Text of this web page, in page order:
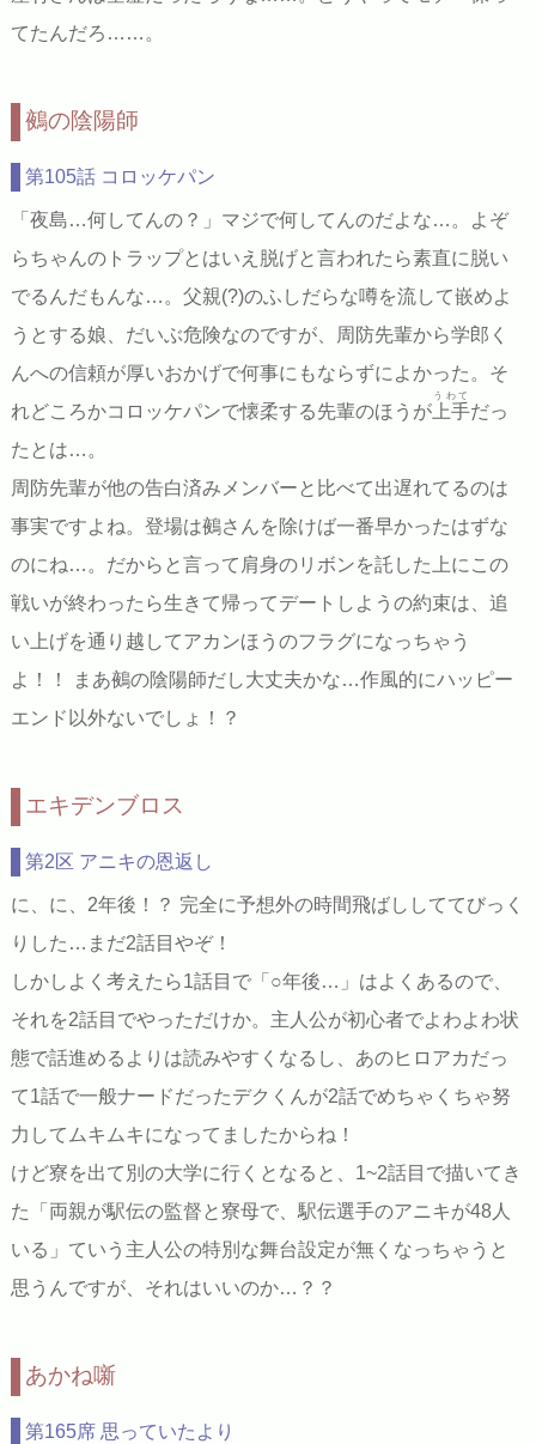
てたんだろ……。
鵺の陰陽師
第105話 コロッケパン
「夜島…何してんの？」マジで何してんのだよな…。よぞ
らちゃんのトラップとはいえ脱げと言われたら素直に脱い
でるんだもんな…。父親(?)のふしだらな噂を流して嵌めよ
うとする娘、だいぶ危険なのですが、周防先輩から学郎く
んへの信頼が厚いおかげで何事にもならずによかった。そ
れどころかコロッケパンで懐柔する先輩のほうが上手
うわて
だっ
たとは…。
周防先輩が他の告白済みメンバーと比べて出遅れてるのは
事実ですよね。登場は鵺さんを除けば一番早かったはずな
のにね…。だからと言って肩身のリボンを託した上にこの
戦いが終わったら生きて帰ってデートしようの約束は、追
い上げを通り越してアカンほうのフラグになっちゃう
よ！！ まあ鵺の陰陽師だし大丈夫かな…作風的にハッピー
エンド以外ないでしょ！？
エキデンブロス
第2区 アニキの恩返し
に、に、2年後！？ 完全に予想外の時間飛ばししててびっく
りした…まだ2話目やぞ！
しかしよく考えたら1話目で「○年後…」はよくあるので、
それを2話目でやっただけか。主人公が初心者でよわよわ状
態で話進めるよりは読みやすくなるし、あのヒロアカだっ
て1話で一般ナードだったデクくんが2話でめちゃくちゃ努
力してムキムキになってましたからね！
けど寮を出て別の大学に行くとなると、1~2話目で描いてき
た「両親が駅伝の監督と寮母で、駅伝選手のアニキが48人
いる」ていう主人公の特別な舞台設定が無くなっちゃうと
思うんですが、それはいいのか…？？
あかね噺
第165席 思っていたより